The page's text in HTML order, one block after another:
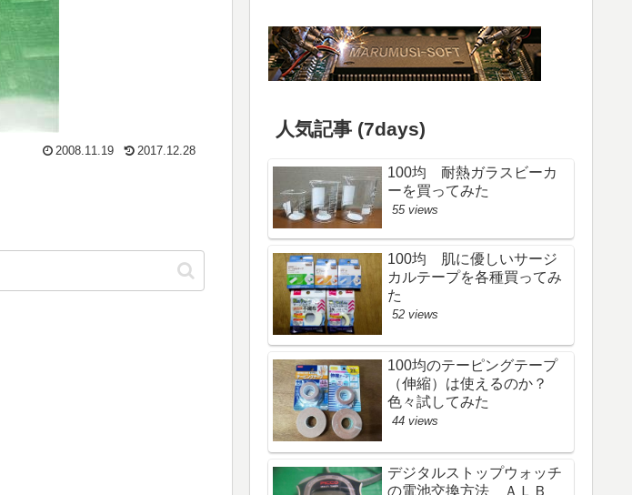
2008.11.19 2017.12.28
人気記事 (7days)
100均 耐熱ガラスビーカ
ーを買ってみた
55 views
100均 肌に優しいサージ
カルテープを各種買ってみ
た
52 views
100均のテーピングテープ
（伸縮）は使えるのか？
色々試してみた
44 views
デジタルストップウォッチ
の電池交換方法 ＡＬＢ